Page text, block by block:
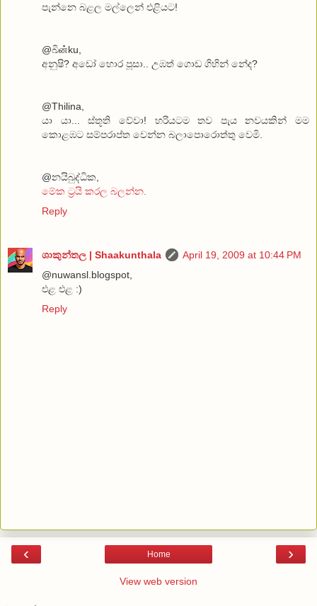
පැන්නෙ බළල මල්ලෙන් එළියට!
@බිன்ku,
අනුෂි? අඩෝ හොර පූසා.. උඹත් ගොඩ ගිහින් නේද?
@Thilina,
යා යා... ස්තූති වේවා! හරියටම තව පැය නවයකින් මම
කොළඹට සම්පරාප්ත වෙන්න බලාපොරොත්තු වෙමි.
@නයිබුද්ධික,
මේක ට්‍රයි කරල බලන්න.
Reply
ශාකුන්තල | Shaakunthala
April 19, 2009 at 10:44 PM
@nuwansl.blogspot,
එළ එළ :)
Reply
‹ ›
Home
View web version